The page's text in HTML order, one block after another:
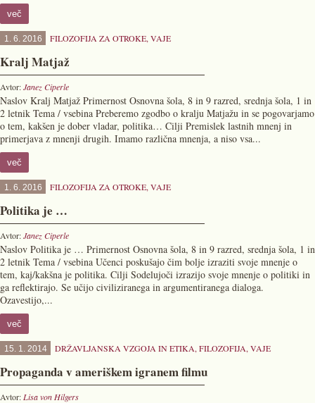
več
1. 6. 2016 FILOZOFIJA ZA OTROKE, VAJE
Kralj Matjaž
Avtor:Janez Ciperle
Naslov Kralj Matjaž Primernost Osnovna šola, 8 in 9 razred, srednja šola, 1 in
2 letnik Tema / vsebina Preberemo zgodbo o kralju Matjažu in se pogovarjamo
o tem, kakšen je dober vladar, politika… Cilji Premislek lastnih mnenj in
primerjava z mnenji drugih. Imamo različna mnenja, a niso vsa...
več
1. 6. 2016 FILOZOFIJA ZA OTROKE, VAJE
Politika je …
Avtor:Janez Ciperle
Naslov Politika je … Primernost Osnovna šola, 8 in 9 razred, srednja šola, 1 in
2 letnik Tema / vsebina Učenci poskušajo čim bolje izraziti svoje mnenje o
tem, kaj/kakšna je politika. Cilji Sodelujoči izrazijo svoje mnenje o politiki in
ga reflektirajo. Se učijo civiliziranega in argumentiranega dialoga.
Ozavestijo,...
več
15. 1. 2014 DRŽAVLJANSKA VZGOJA IN ETIKA, FILOZOFIJA, VAJE
Propaganda v ameriškem igranem filmu
Avtor: Lisa von Hilgers